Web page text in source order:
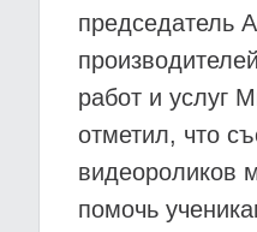
председатель
работ и услуг
отметил, что
видеороликов
помочь